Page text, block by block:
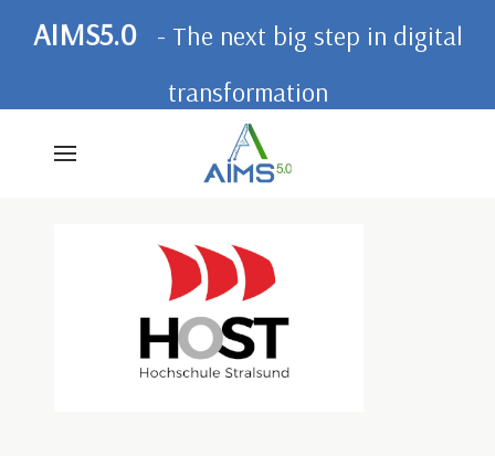
AIMS5.0
- The next big step in digital
transformation